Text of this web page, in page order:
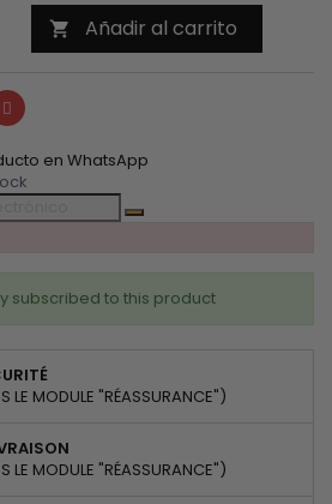
 Añadir al carrito
Pinterest
en WhatsApp
subscribed to this product
LE MODULE "RÉASSURANCE")
LE MODULE "RÉASSURANCE")